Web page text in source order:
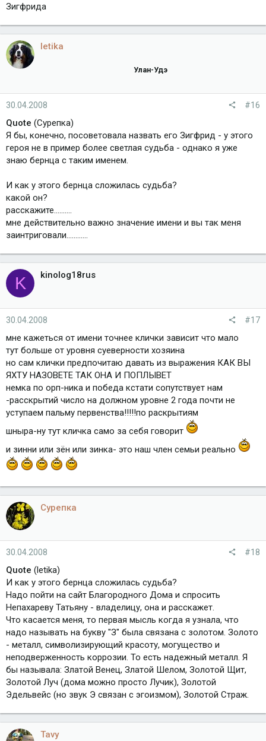
Зигфрида
letika
Улан-Удэ
30.04.2008 #16
Quote (Сурепка)
Я бы, конечно, посоветовала назвать его Зигфрид - у этого
героя не в пример более светлая судьба - однако я уже
знаю бернца с таким именем.
И как у этого бернца сложилась судьба?
какой он?
расскажите..........
мне действительно важно значение имени и вы так меня
заинтриговали............
K kinolog18rus
30.04.2008 #17
мне кажеться от имени точнее клички зависит что мало
тут больше от уровня суеверности хозяина
но сам клички предпочитаю давать из выражения КАК ВЫ
ЯХТУ НАЗОВЕТЕ ТАК ОНА И ПОПЛЫВЕТ
немка по орп-ника и победа кстати сопутствует нам
-расскрытий число на должном уровне 2 года почти не
уступаем пальму первенства!!!!!по раскрытиям
шныра-ну тут кличка само за себя говорит
и зинни или зён или зинка- это наш член семьи реально
Сурепка
30.04.2008 #18
Quote (letika)
И как у этого бернца сложилась судьба?
Надо пойти на сайт Благородного Дома и спросить
Непахареву Татьяну - владелицу, она и расскажет.
Что касается меня, то первая мысль когда я узнала, что
надо называть на букву "З" была связана с золотом. Золото
- металл, символизирующий красоту, могущество и
неподверженность коррозии. То есть надежный металл. Я
бы называла: Златой Венец, Златой Шелом, Золотой Щит,
Золотой Луч (дома можно просто Лучик), Золотой
Эдельвейс (но звук Э связан с эгоизмом), Золотой Страж.
Tavy